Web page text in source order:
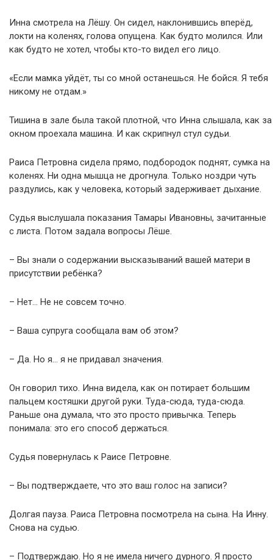
Инна смотрела на Лёшу. Он сидел, наклонившись вперёд,
локти на коленях, голова опущена. Как будто молился. Или
как будто не хотел, чтобы кто-то видел его лицо.
«Если мамка уйдёт, ты со мной останешься. Не бойся. Я тебя
никому не отдам.»
Тишина в зале была такой плотной, что Инна слышала, как за
окном проехала машина. И как скрипнул стул судьи.
Раиса Петровна сидела прямо, подбородок поднят, сумка на
коленях. Ни одна мышца не дрогнула. Только ноздри чуть
раздулись, как у человека, который задерживает дыхание.
Судья выслушала показания Тамары Ивановны, зачитанные
с листа. Потом задала вопросы Лёше.
– Вы знали о содержании высказываний вашей матери в
присутствии ребёнка?
– Нет… Не не совсем точно.
– Ваша супруга сообщала вам об этом?
– Да. Но я… я не придавал значения.
Он говорил тихо. Инна видела, как он потирает большим
пальцем костяшки другой руки. Туда-сюда, туда-сюда.
Раньше она думала, что это просто привычка. Теперь
понимала: это его способ держаться.
Судья повернулась к Раисе Петровне.
– Вы подтверждаете, что это ваш голос на записи?
Долгая пауза. Раиса Петровна посмотрела на сына. На Инну.
Снова на судью.
– Подтверждаю. Но я не имела ничего дурного. Я просто